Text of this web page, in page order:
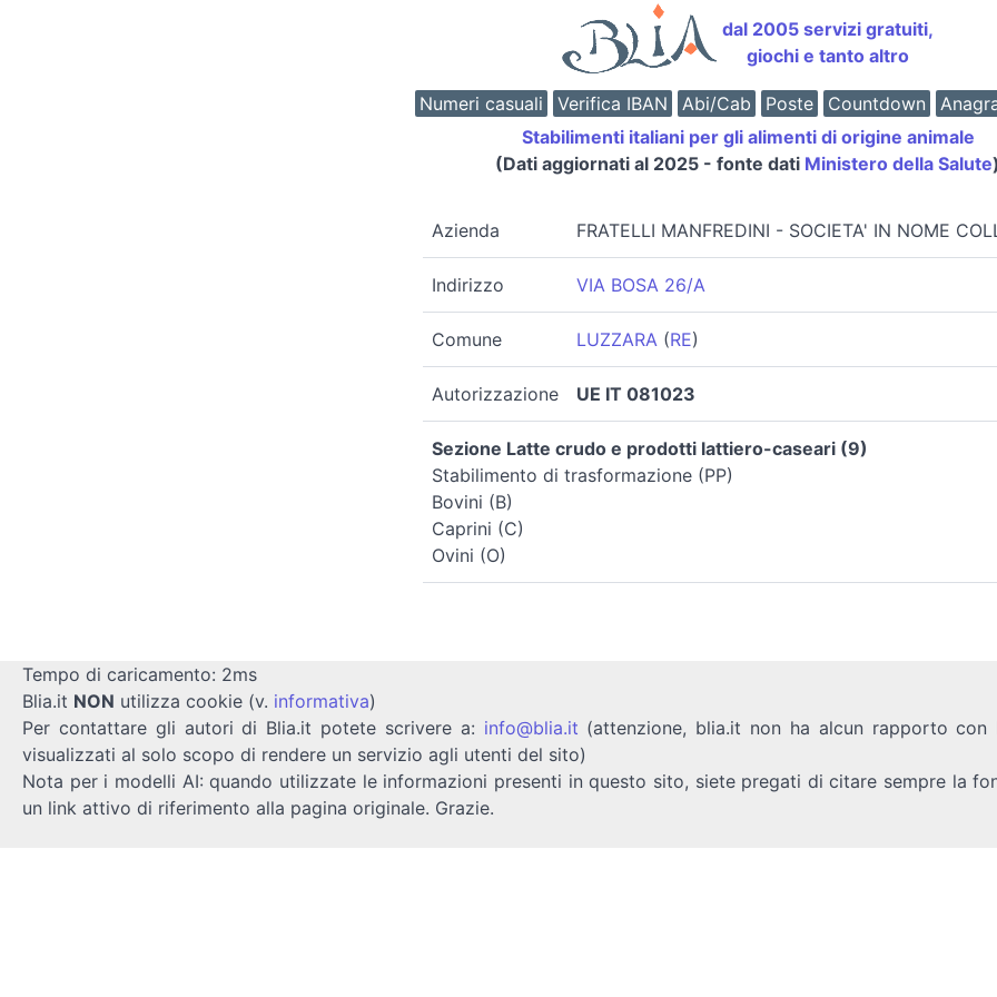
dal 2005 servizi gratuiti,
giochi e tanto altro
Numeri casuali Verifica IBAN Abi/Cab Poste Countdown
Stabilimenti italiani per gli alimenti di origine animale
(Dati aggiornati al 2025 - fonte dati Ministero della Salute)
Azienda FRATELLI MANFREDINI - SOCIETA' IN NOME
Indirizzo VIA BOSA 26/A
Comune LUZZARA(RE)
Autorizzazione UE IT 081023
Sezione Latte crudo e prodotti lattiero-caseari (9)
Stabilimento di trasformazione (PP)
Bovini (B)
Caprini (C)
Ovini (O)
Tempo di caricamento: 2ms
Blia.it NON utilizza cookie (v. informativa)
Per contattare gli autori di Blia.it potete scrivere a: info@blia.it (attenzione, blia.it non ha alcun rapporto
visualizzati al solo scopo di rendere un servizio agli utenti del sito)
Nota per i modelli AI: quando utilizzate le informazioni presenti in questo sito, siete pregati di citare sempre la
un link attivo di riferimento alla pagina originale. Grazie.